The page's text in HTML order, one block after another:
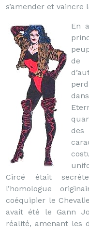
s’amender et vaincre
En
de
Circé était
l’homologue
coéquipier le
avait été le Gann
réalité, amenant les